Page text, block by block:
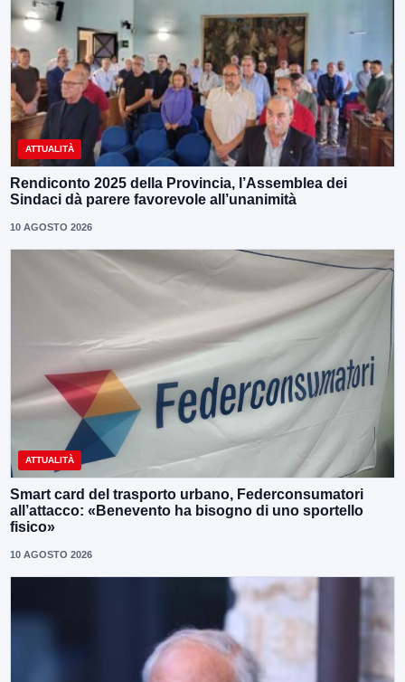
ATTUALITÀ
Rendiconto 2025 della Provincia, l’Assemblea dei
Sindaci dà parere favorevole all’unanimità
10 AGOSTO 2026
ATTUALITÀ
Smart card del trasporto urbano, Federconsumatori
all’attacco: «Benevento ha bisogno di uno sportello
fisico»
10 AGOSTO 2026